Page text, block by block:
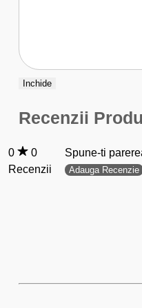
Inchide
Recenzii
0
0
Recenzii
Spune-ti
Adauga Recenzie